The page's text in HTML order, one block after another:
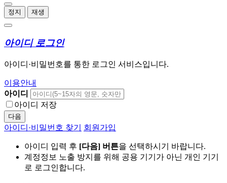
정지 재생
아이디 로그인
아이디·비밀번호를 통한 로그인 서비스입니다.
이용안내
아이디
아이디 저장
다음
아이디·비밀번호 찾기 회원가입
아이디 입력 후 [다음] 버튼을 선택하시기 바랍니다.
계정정보 노출 방지를 위해 공용 기기가 아닌 개인 기기
로 로그인합니다.